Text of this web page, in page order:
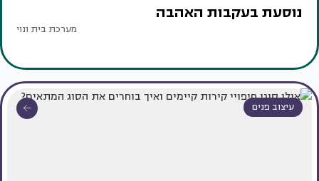
נוסעת בעקבות האהבה
מערכת בית ונוי
עיצוב פנים